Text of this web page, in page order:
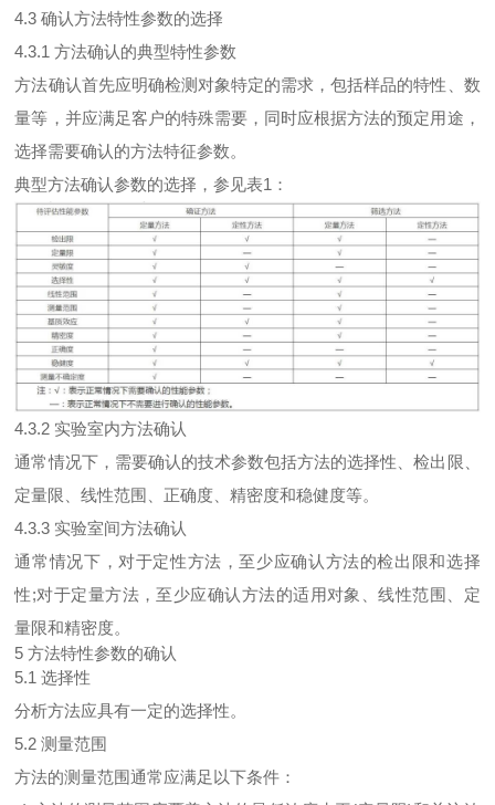
4.3 确认方法特性参数的选择
4.3.1 方法确认的典型特性参数
方法确认首先应明确检测对象特定的需求，包括样品的特性、数
量等，并应满足客户的特殊需要，同时应根据方法的预定用途，
选择需要确认的方法特征参数。
典型方法确认参数的选择，参见表1：
4.3.2 实验室内方法确认
通常情况下，需要确认的技术参数包括方法的选择性、检出限、
定量限、线性范围、正确度、精密度和稳健度等。
4.3.3 实验室间方法确认
通常情况下，对于定性方法，至少应确认方法的检出限和选择
性;对于定量方法，至少应确认方法的适用对象、线性范围、定
量限和精密度。
5 方法特性参数的确认
5.1 选择性
分析方法应具有一定的选择性。
5.2 测量范围
方法的测量范围通常应满足以下条件：